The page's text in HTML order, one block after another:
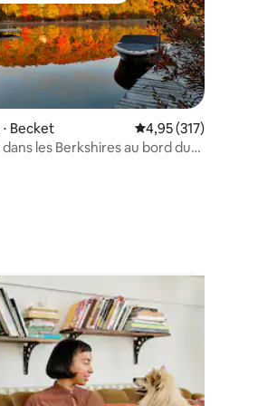
la base de 308 commentaires : 4,93 sur 5
Becket Évaluation moyenne
4,95 (317)
les Berkshires au bord du